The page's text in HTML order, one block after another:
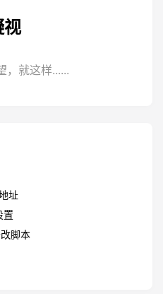
视
，就这样......
址
置
脚本